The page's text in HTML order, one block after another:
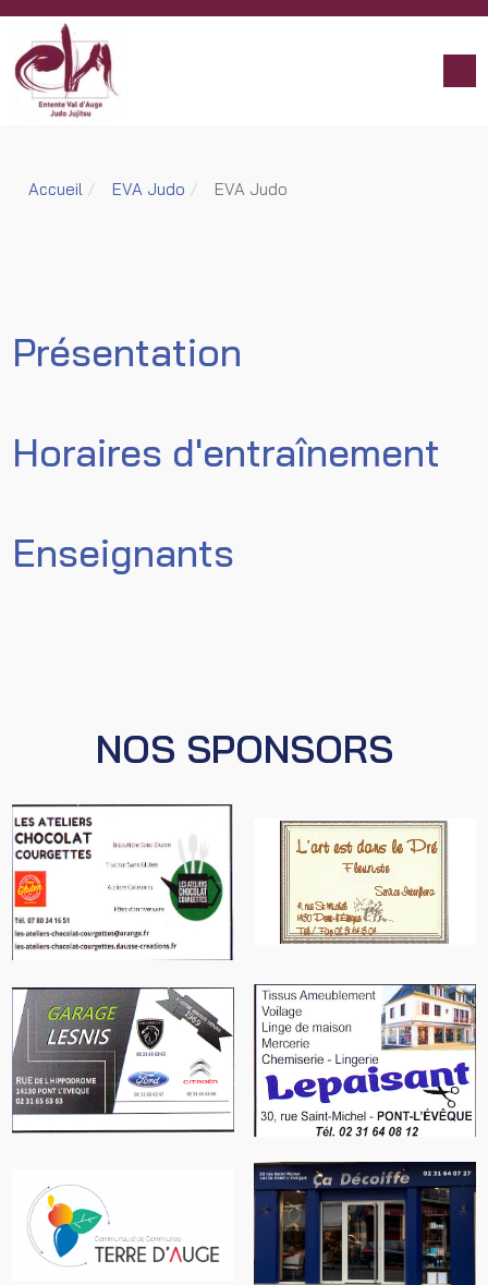
Accueil EVA Judo EVA Judo
Présentation
Horaires d'entraînement
Enseignants
NOS SPONSORS